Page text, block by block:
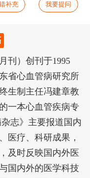
补充 我要提问
刊）创刊于1995
省心血管病研究所
生制主任冯建章教
一本心血管疾病专
志》主要报道国内
医疗、科研成果，
及时反映国内外医
国内外的医学科技